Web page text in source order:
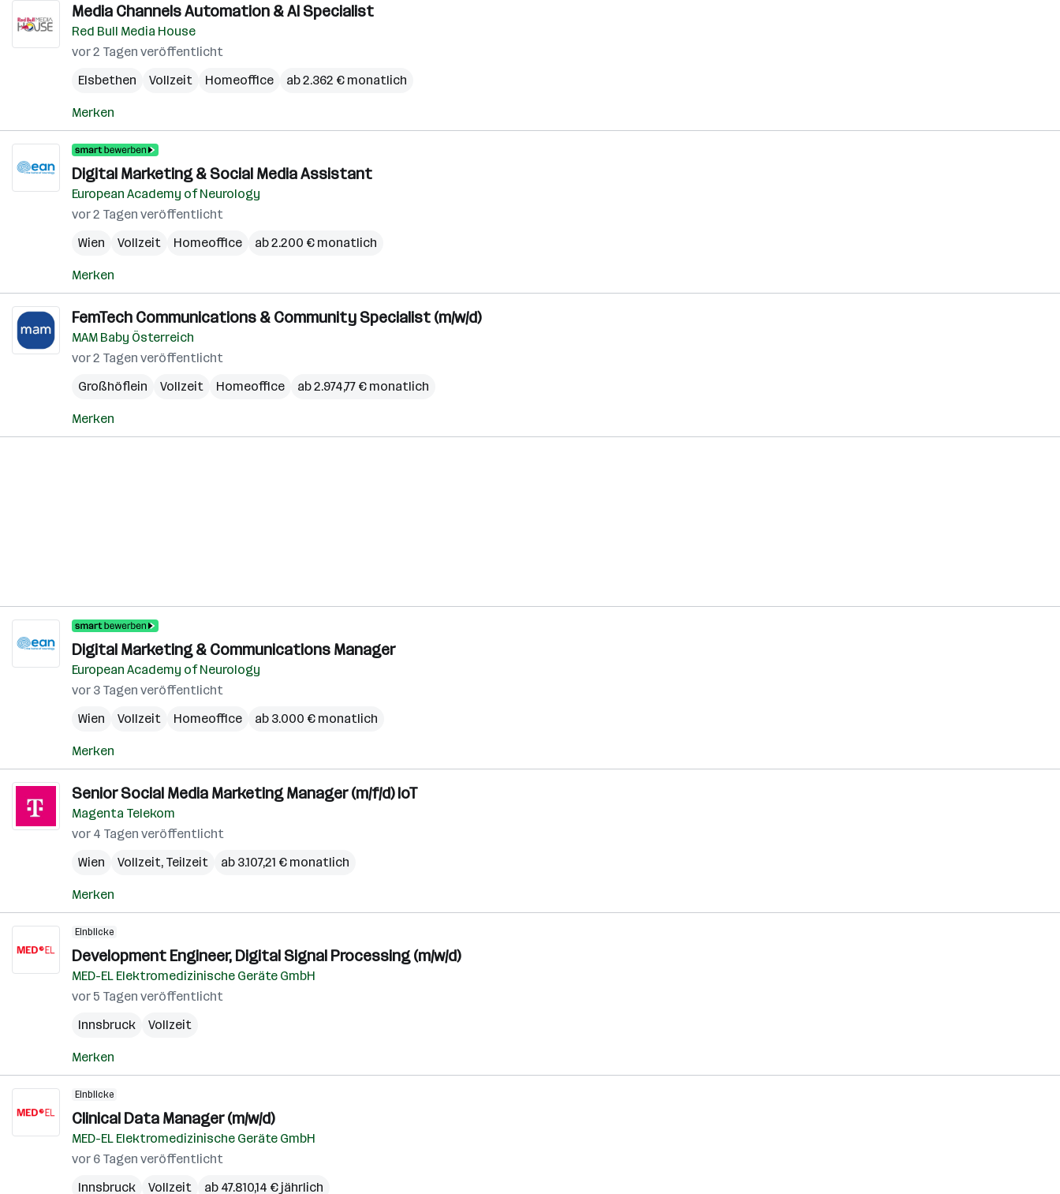
Media Channels Automation & AI Specialist
Red Bull Media House
vor 2 Tagen veröffentlicht
Elsbethen
Vollzeit Homeoffice ab 2.362 € monatlich
Merken
Digital Marketing & Social Media Assistant
European Academy of Neurology
vor 2 Tagen veröffentlicht
Wien
Vollzeit Homeoffice ab 2.200 € monatlich
Merken
FemTech Communications & Community Specialist (m/w/d)
MAM Baby Österreich
vor 2 Tagen veröffentlicht
Großhöflein
Vollzeit Homeoffice ab 2.974,77 € monatlich
Merken
Digital Marketing & Communications Manager
European Academy of Neurology
vor 3 Tagen veröffentlicht
Wien
Vollzeit Homeoffice ab 3.000 € monatlich
Merken
Senior Social Media Marketing Manager (m/f/d) IoT
Magenta Telekom
vor 4 Tagen veröffentlicht
Wien
Vollzeit, Teilzeit ab 3.107,21 € monatlich
Merken
Einblicke
Development Engineer, Digital Signal Processing (m/w/d)
MED-EL Elektromedizinische Geräte GmbH
vor 5 Tagen veröffentlicht
Innsbruck
Vollzeit
Merken
Einblicke
Clinical Data Manager (m/w/d)
MED-EL Elektromedizinische Geräte GmbH
vor 6 Tagen veröffentlicht
Innsbruck
Vollzeit ab 47.810,14 € jährlich